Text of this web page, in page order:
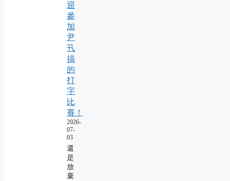
迎
參
加
尹
卂
搞
的
打
字
比
賽！
2026-
07-
03
還
是
放
棄